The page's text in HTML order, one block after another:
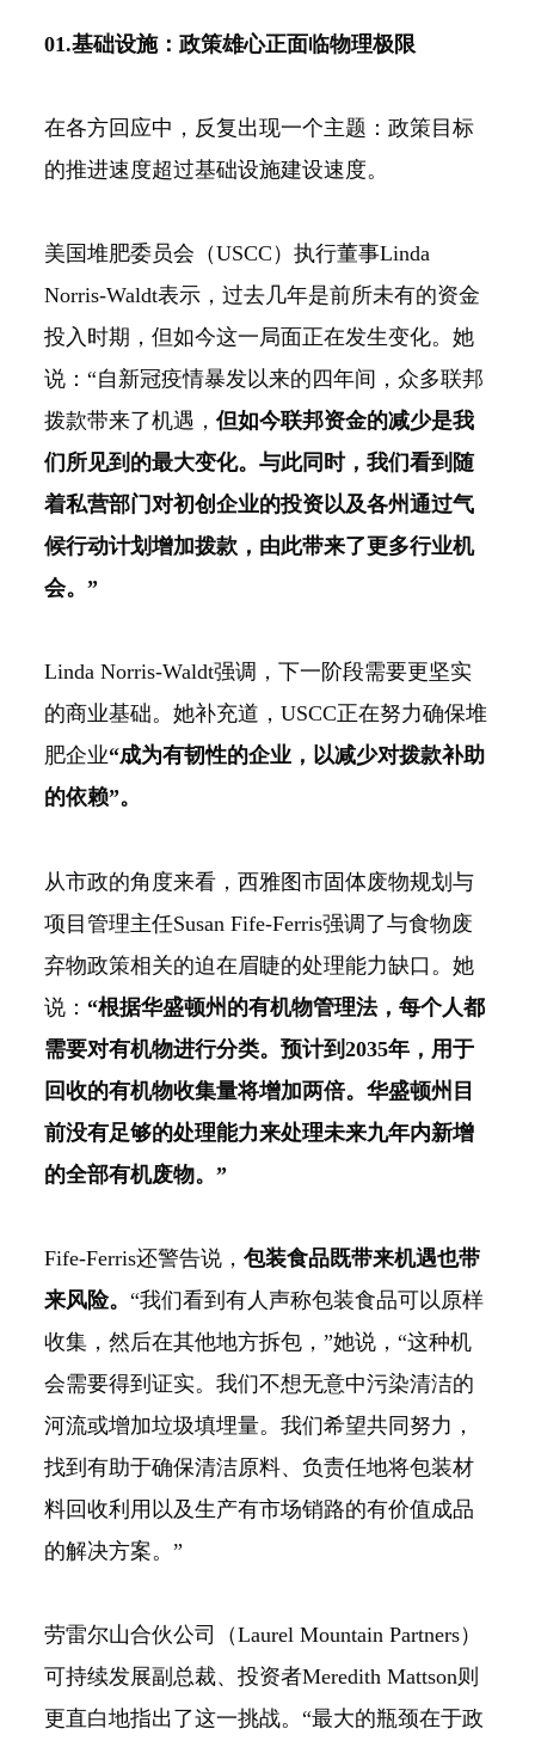
01.基础设施：政策雄心正面临物理极限
在各方回应中，反复出现一个主题：政策目标
的推进速度超过基础设施建设速度。
美国堆肥委员会（USCC）执行董事Linda
Norris-Waldt表示，过去几年是前所未有的资金
投入时期，但如今这一局面正在发生变化。她
说：“自新冠疫情暴发以来的四年间，众多联邦
拨款带来了机遇， 但如今联邦资金的减少是我
们所见到的最大变化。与此同时，我们看到随
着私营部门对初创企业的投资以及各州通过气
候行动计划增加拨款，由此带来了更多行业机
会。”
Linda Norris-Waldt强调，下一阶段需要更坚实
的商业基础。她补充道，USCC正在努力确保堆
肥企业“成为有韧性的企业，以减少对拨款补助
的依赖”。
从市政的角度来看，西雅图市固体废物规划与
项目管理主任Susan Fife-Ferris强调了与食物废
弃物政策相关的迫在眉睫的处理能力缺口。她
说： “根据华盛顿州的有机物管理法，每个人都
需要对有机物进行分类。预计到2035年，用于
回收的有机物收集量将增加两倍。华盛顿州目
前没有足够的处理能力来处理未来九年内新增
的全部有机废物。”
Fife-Ferris还警告说， 包装食品既带来机遇也带
来风险。 “我们看到有人声称包装食品可以原样
收集，然后在其他地方拆包，”她说，“这种机
会需要得到证实。我们不想无意中污染清洁的
河流或增加垃圾填埋量。我们希望共同努力，
找到有助于确保清洁原料、负责任地将包装材
料回收利用以及生产有市场销路的有价值成品
的解决方案。”
劳雷尔山合伙公司（Laurel Mountain Partners）
可持续发展副总裁、投资者Meredith Mattson则
更直白地指出了这一挑战。“最大的瓶颈在于政